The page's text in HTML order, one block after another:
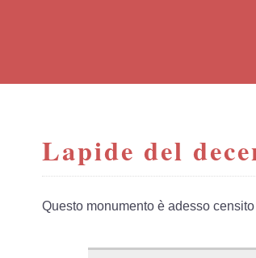
Lapide del
Questo monumento è adesso